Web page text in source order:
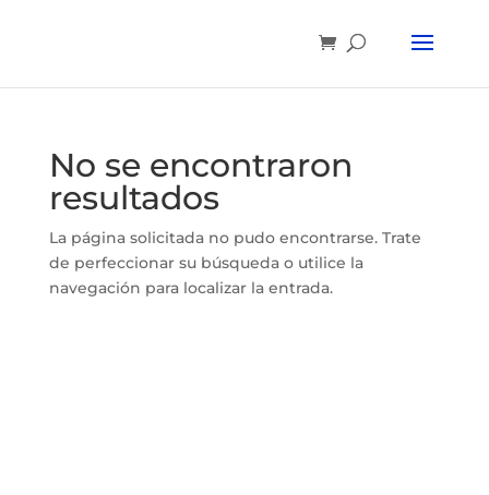
No se encontraron
resultados
La página solicitada no pudo encontrarse. Trate
de perfeccionar su búsqueda o utilice la
navegación para localizar la entrada.